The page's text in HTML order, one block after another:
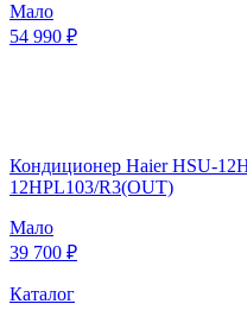
Мало
54 990 ₽
Кондиционер Haier HSU-
12HPL103/R3(OUT)
Мало
39 700 ₽
Каталог